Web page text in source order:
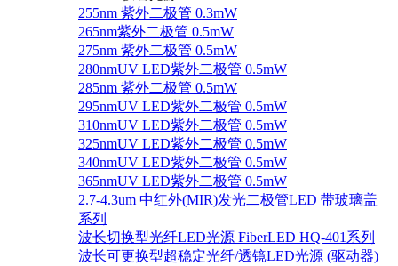
255nm 紫外二极管 0.3mW
265nm紫外二极管 0.5mW
275nm 紫外二极管 0.5mW
280nmUV LED紫外二极管 0.5mW
285nm 紫外二极管 0.5mW
295nmUV LED紫外二极管 0.5mW
310nmUV LED紫外二极管 0.5mW
325nmUV LED紫外二极管 0.5mW
340nmUV LED紫外二极管 0.5mW
365nmUV LED紫外二极管 0.5mW
2.7-4.3um 中红外(MIR)发光二极管LED 带玻璃盖
系列
波长切换型光纤LED光源 FiberLED HQ-401系列
波长可更换型超稳定光纤/透镜LED光源 (驱动器)